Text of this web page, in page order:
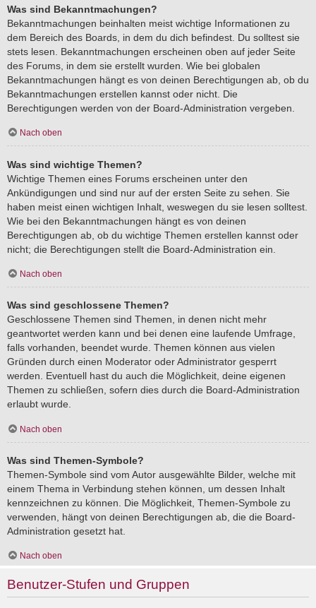
Was sind Bekanntmachungen?
Bekanntmachungen beinhalten meist wichtige Informationen zu
dem Bereich des Boards, in dem du dich befindest. Du solltest sie
stets lesen. Bekanntmachungen erscheinen oben auf jeder Seite
des Forums, in dem sie erstellt wurden. Wie bei globalen
Bekanntmachungen hängt es von deinen Berechtigungen ab, ob du
Bekanntmachungen erstellen kannst oder nicht. Die
Berechtigungen werden von der Board-Administration vergeben.
Nach oben
Was sind wichtige Themen?
Wichtige Themen eines Forums erscheinen unter den
Ankündigungen und sind nur auf der ersten Seite zu sehen. Sie
haben meist einen wichtigen Inhalt, weswegen du sie lesen solltest.
Wie bei den Bekanntmachungen hängt es von deinen
Berechtigungen ab, ob du wichtige Themen erstellen kannst oder
nicht; die Berechtigungen stellt die Board-Administration ein.
Nach oben
Was sind geschlossene Themen?
Geschlossene Themen sind Themen, in denen nicht mehr
geantwortet werden kann und bei denen eine laufende Umfrage,
falls vorhanden, beendet wurde. Themen können aus vielen
Gründen durch einen Moderator oder Administrator gesperrt
werden. Eventuell hast du auch die Möglichkeit, deine eigenen
Themen zu schließen, sofern dies durch die Board-Administration
erlaubt wurde.
Nach oben
Was sind Themen-Symbole?
Themen-Symbole sind vom Autor ausgewählte Bilder, welche mit
einem Thema in Verbindung stehen können, um dessen Inhalt
kennzeichnen zu können. Die Möglichkeit, Themen-Symbole zu
verwenden, hängt von deinen Berechtigungen ab, die die Board-
Administration gesetzt hat.
Nach oben
Benutzer-Stufen und Gruppen